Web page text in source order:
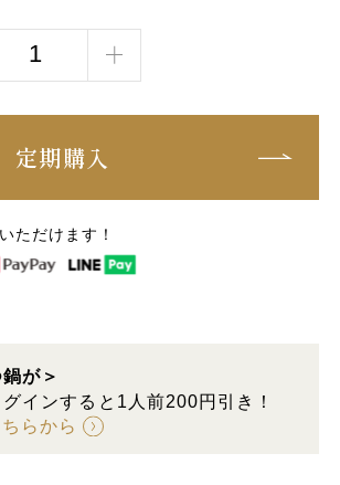
定期購入
ただけます！
が＞
インすると1人前200円引き！
らから